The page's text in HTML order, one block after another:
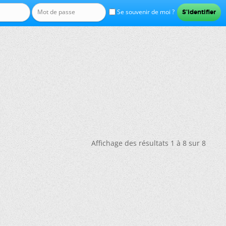
Se souvenir de moi ?
Affichage des résultats 1 à 8 sur 8